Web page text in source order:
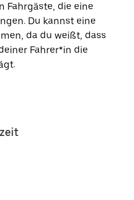
Fahrgäste, die eine
Du kannst eine
da du weißt, dass
Fahrer*in die